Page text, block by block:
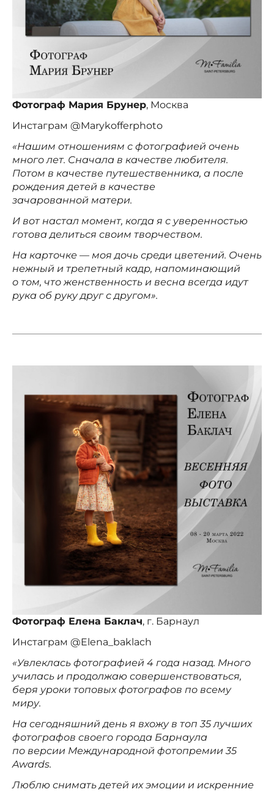
Фотограф Мария Брунер, Москва
Инстаграм @Marykofferphoto
«Нашим отношениям с фотографией очень
много лет. Сначала в качестве любителя.
Потом в качестве путешественника, а после
рождения детей в качестве
зачарованной матери.
И вот настал момент, когда я с уверенностью
готова делиться своим творчеством.
На карточке — моя дочь среди цветений. Очень
нежный и трепетный кадр, напоминающий
о том, что женственность и весна всегда идут
рука об руку друг с другом».
Фотограф Елена Баклач, г. Барнаул
Инстаграм @Elena_baklach
«Увлеклась фотографией 4 года назад. Много
училась и продолжаю совершенствоваться,
беря уроки топовых фотографов по всему
миру.
На сегодняшний день я вхожу в топ 35 лучших
фотографов своего города Барнаула
по версии Международной фотопремии 35
Awards.
Люблю снимать детей их эмоции и искренние